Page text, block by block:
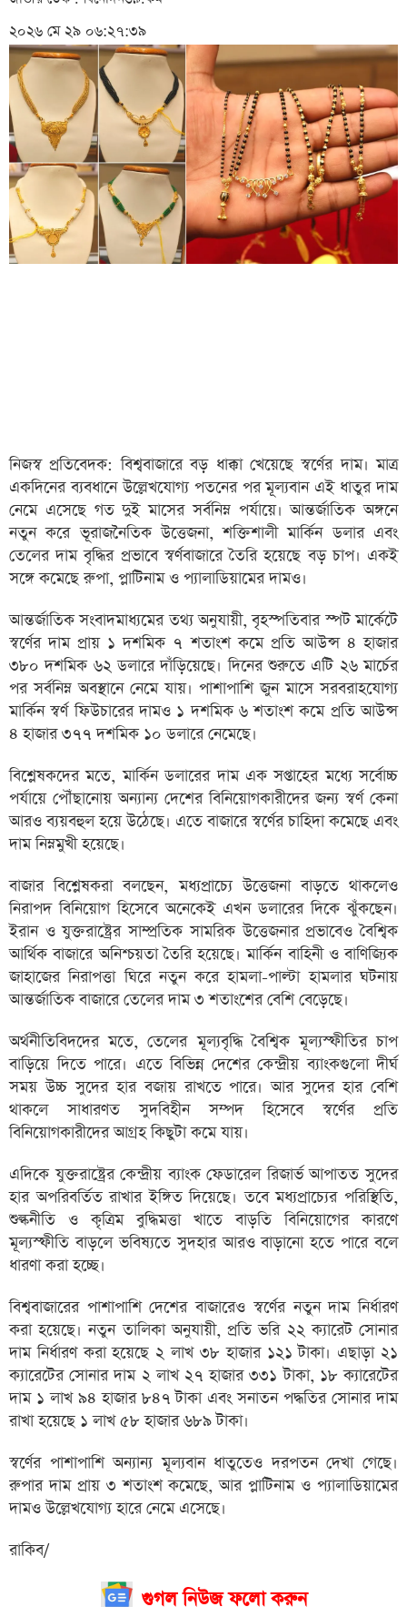
২০২৬ মে ২৯ ০৬:২৭:৩৯
নিজস্ব প্রতিবেদক: বিশ্ববাজারে বড় ধাক্কা খেয়েছে স্বর্ণের দাম। মাত্র
একদিনের ব্যবধানে উল্লেখযোগ্য পতনের পর মূল্যবান এই ধাতুর দাম
নেমে এসেছে গত দুই মাসের সর্বনিম্ন পর্যায়ে। আন্তর্জাতিক অঙ্গনে
নতুন করে ভূরাজনৈতিক উত্তেজনা, শক্তিশালী মার্কিন ডলার এবং
তেলের দাম বৃদ্ধির প্রভাবে স্বর্ণবাজারে তৈরি হয়েছে বড় চাপ। একই
সঙ্গে কমেছে রুপা, প্লাটিনাম ও প্যালাডিয়ামের দামও।
আন্তর্জাতিক সংবাদমাধ্যমের তথ্য অনুযায়ী, বৃহস্পতিবার স্পট মার্কেটে
স্বর্ণের দাম প্রায় ১ দশমিক ৭ শতাংশ কমে প্রতি আউন্স ৪ হাজার
৩৮০ দশমিক ৬২ ডলারে দাঁড়িয়েছে। দিনের শুরুতে এটি ২৬ মার্চের
পর সর্বনিম্ন অবস্থানে নেমে যায়। পাশাপাশি জুন মাসে সরবরাহযোগ্য
মার্কিন স্বর্ণ ফিউচারের দামও ১ দশমিক ৬ শতাংশ কমে প্রতি আউন্স
৪ হাজার ৩৭৭ দশমিক ১০ ডলারে নেমেছে।
বিশ্লেষকদের মতে, মার্কিন ডলারের দাম এক সপ্তাহের মধ্যে সর্বোচ্চ
পর্যায়ে পৌঁছানোয় অন্যান্য দেশের বিনিয়োগকারীদের জন্য স্বর্ণ কেনা
আরও ব্যয়বহুল হয়ে উঠেছে। এতে বাজারে স্বর্ণের চাহিদা কমেছে এবং
দাম নিম্নমুখী হয়েছে।
বাজার বিশ্লেষকরা বলছেন, মধ্যপ্রাচ্যে উত্তেজনা বাড়তে থাকলেও
নিরাপদ বিনিয়োগ হিসেবে অনেকেই এখন ডলারের দিকে ঝুঁকছেন।
ইরান ও যুক্তরাষ্ট্রের সাম্প্রতিক সামরিক উত্তেজনার প্রভাবেও বৈশ্বিক
আর্থিক বাজারে অনিশ্চয়তা তৈরি হয়েছে। মার্কিন বাহিনী ও বাণিজ্যিক
জাহাজের নিরাপত্তা ঘিরে নতুন করে হামলা-পাল্টা হামলার ঘটনায়
আন্তর্জাতিক বাজারে তেলের দাম ৩ শতাংশের বেশি বেড়েছে।
অর্থনীতিবিদদের মতে, তেলের মূল্যবৃদ্ধি বৈশ্বিক মূল্যস্ফীতির চাপ
বাড়িয়ে দিতে পারে। এতে বিভিন্ন দেশের কেন্দ্রীয় ব্যাংকগুলো দীর্ঘ
সময় উচ্চ সুদের হার বজায় রাখতে পারে। আর সুদের হার বেশি
থাকলে সাধারণত সুদবিহীন সম্পদ হিসেবে স্বর্ণের প্রতি
বিনিয়োগকারীদের আগ্রহ কিছুটা কমে যায়।
এদিকে যুক্তরাষ্ট্রের কেন্দ্রীয় ব্যাংক ফেডারেল রিজার্ভ আপাতত সুদের
হার অপরিবর্তিত রাখার ইঙ্গিত দিয়েছে। তবে মধ্যপ্রাচ্যের পরিস্থিতি,
শুল্কনীতি ও কৃত্রিম বুদ্ধিমত্তা খাতে বাড়তি বিনিয়োগের কারণে
মূল্যস্ফীতি বাড়লে ভবিষ্যতে সুদহার আরও বাড়ানো হতে পারে বলে
ধারণা করা হচ্ছে।
বিশ্ববাজারের পাশাপাশি দেশের বাজারেও স্বর্ণের নতুন দাম নির্ধারণ
করা হয়েছে। নতুন তালিকা অনুযায়ী, প্রতি ভরি ২২ ক্যারেট সোনার
দাম নির্ধারণ করা হয়েছে ২ লাখ ৩৮ হাজার ১২১ টাকা। এছাড়া ২১
ক্যারেটের সোনার দাম ২ লাখ ২৭ হাজার ৩৩১ টাকা, ১৮ ক্যারেটের
দাম ১ লাখ ৯৪ হাজার ৮৪৭ টাকা এবং সনাতন পদ্ধতির সোনার দাম
রাখা হয়েছে ১ লাখ ৫৮ হাজার ৬৮৯ টাকা।
স্বর্ণের পাশাপাশি অন্যান্য মূল্যবান ধাতুতেও দরপতন দেখা গেছে।
রুপার দাম প্রায় ৩ শতাংশ কমেছে, আর প্লাটিনাম ও প্যালাডিয়ামের
দামও উল্লেখযোগ্য হারে নেমে এসেছে।
রাকিব/
গুগল নিউজ ফলো করুন